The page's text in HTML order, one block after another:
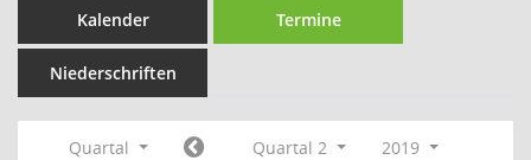
Kalender Termine
Niederschriften
Quartal Quartal 2
2019